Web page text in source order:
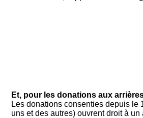
Et, pour les donations aux
Les donations consenties depuis le
uns et des autres) ouvrent droit à